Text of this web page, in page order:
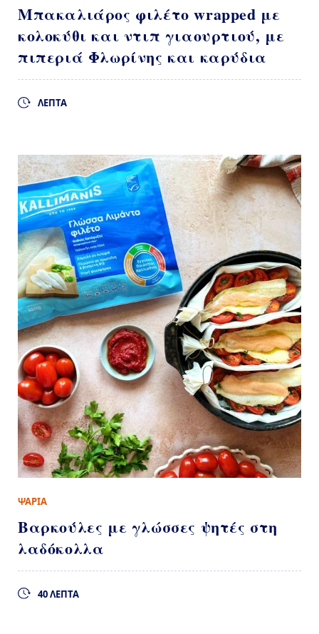
Μπακαλιάρος φιλέτο wrapped με
κολοκύθι και ντιπ γιαουρτιού, με
πιπεριά Φλωρίνης και καρύδια
ΛΕΠΤΑ
ΨΑΡΙΑ
Βαρκούλες με γλώσσες ψητές στη
λαδόκολλα
40 ΛΕΠΤΑ